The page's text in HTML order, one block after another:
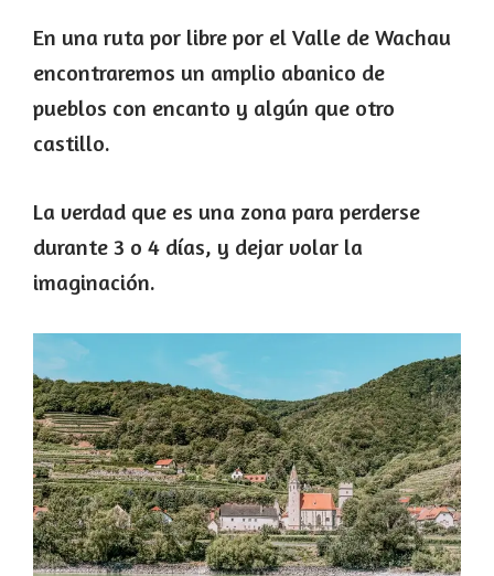
En una ruta por libre por el Valle de Wachau
encontraremos un amplio abanico de
pueblos con encanto y algún que otro
castillo.
La verdad que es una zona para perderse
durante 3 o 4 días, y dejar volar la
imaginación.